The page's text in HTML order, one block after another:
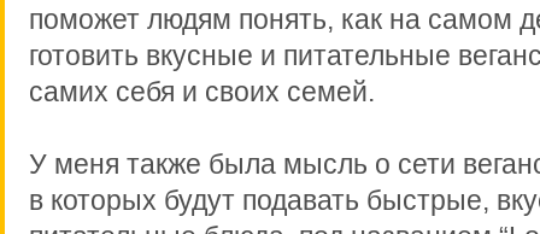
поможет людям понять, как на самом
готовить вкусные и питательные
самих себя и своих семей.
У меня также была мысль о сети
в которых будут подавать быстрые,